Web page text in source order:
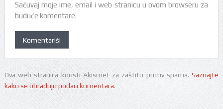
Sačuvaj moje ime, email i web stranicu u ovom browseru za
buduće komentare.
Ova web stranica koristi Akismet za zaštitu protiv spama.Saznajte
kako se obrađuju podaci komentara.